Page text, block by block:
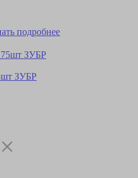
подробнее
ЗУБР